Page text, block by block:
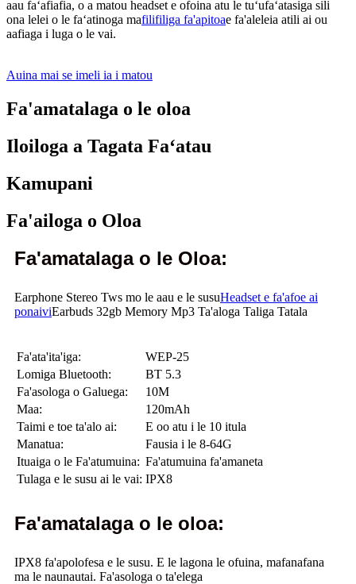
aau faʻafiafia, o a matou headset e ofoina atu le tuʻufaʻatasiga sili
ona lelei o le faʻatinoga mafilifiliga fa'apitoae fa'aleleia atili ai ou
aafiaga i luga o le vai.
Auina mai se imeli ia i matou
Fa'amatalaga o le oloa
Iloiloga a Tagata Faʻatau
Kamupani
Fa'ailoga o Oloa
Fa'amatalaga o le Oloa:
Earphone Stereo Tws mo le aau e le susuHeadset e fa'afoe ai
ponaiviEarbuds 32gb Memory Mp3 Ta'aloga Taliga Tatala
Fa'ata'ita'iga:
WEP-25
Lomiga Bluetooth:
BT 5.3
Fa'asologa o Galuega:
10M
Maa:
120mAh
Taimi e toe ta'alo ai:
E oo atu i le 10 itula
Manatua:
Fausia i le 8-64G
Ituaiga o le Fa'atumuina: Fa'atumuina fa'amaneta
Tulaga e le susu ai le vai: IPX8
Fa'amatalaga o le oloa:
IPX8 fa'apolofesa e le susu. E le lagona le ofuina, mafanafana
ma le naunautai. Fa'asologa o ta'elega